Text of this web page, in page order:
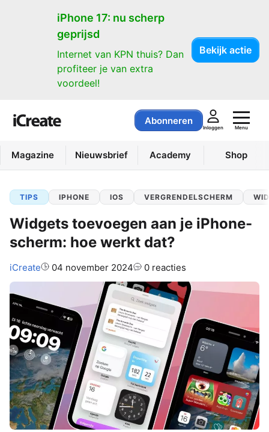
iPhone 17: nu scherp
geprijsd
Internet van KPN thuis? Dan
profiteer je van extra
voordeel!
Bekijk actie
Abonneren
Inloggen Menu
Magazine Nieuwsbrief Academy Shop
TIPS IPHONE IOS VERGRENDELSCHERM
Widgets toevoegen aan je iPhone-
scherm: hoe werkt dat?
Auteur:
iCreate 04 november 2024 0 reacties